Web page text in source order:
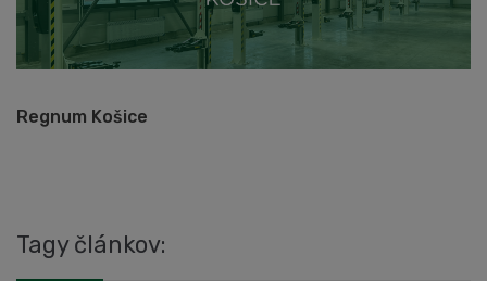
Regnum Košice
Tagy článkov: